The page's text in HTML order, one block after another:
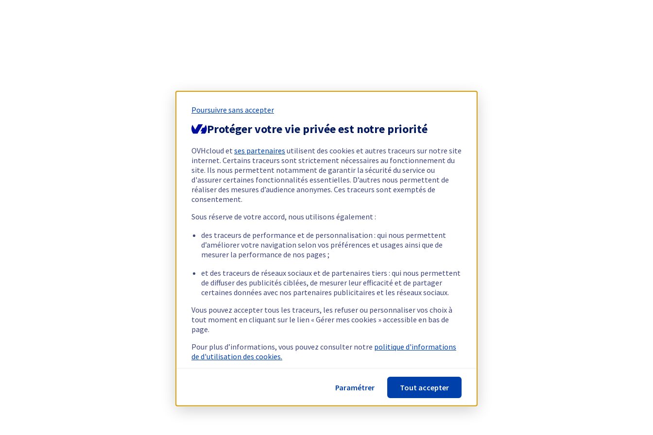
Poursuivre sans accepter
Protéger votre vie privée est notre priorité
OVHcloud et ses partenaires utilisent des cookies et autres traceurs sur notre site
internet. Certains traceurs sont strictement nécessaires au fonctionnement du
site. Ils nous permettent notamment de garantir la sécurité du service ou
d'assurer certaines fonctionnalités essentielles. D’autres nous permettent de
réaliser des mesures d’audience anonymes. Ces traceurs sont exemptés de
consentement.
Sous réserve de votre accord, nous utilisons également :
des traceurs de performance et de personnalisation : qui nous permettent
d’améliorer votre navigation selon vos préférences et usages ainsi que de
mesurer la performance de nos pages ;
et des traceurs de réseaux sociaux et de partenaires tiers : qui nous permettent
de diffuser des publicités ciblées, de mesurer leur efficacité et de partager
certaines données avec nos partenaires publicitaires et les réseaux sociaux.
Vous pouvez accepter tous les traceurs, les refuser ou personnaliser vos choix à
tout moment en cliquant sur le lien « Gérer mes cookies » accessible en bas de
page.
Pour plus d’informations, vous pouvez consulter notre politique d'informations
de d'utilisation des cookies.
Paramétrer Tout accepter